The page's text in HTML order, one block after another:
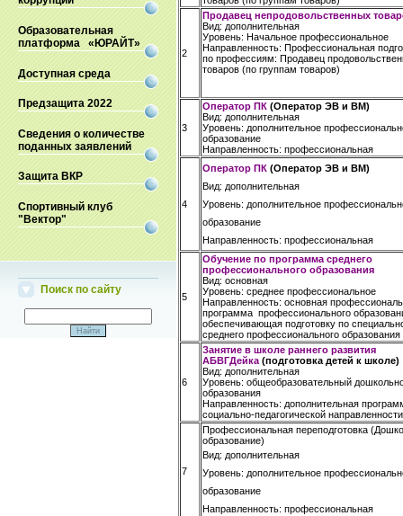
Образовательная
платформа «ЮРАЙТ»
Доступная среда
Предзащита 2022
Сведения о количестве
поданных заявлений
Защита ВКР
Спортивный клуб
"Вектор"
Поиск по сайту
2
Продавец непродовольственных
Вид: дополнительная
Уровень: Начальное профессиональное
Направленность: Профессиональная
по профессиям: Продавец
товаров (по группам товаров)
3
Оператор ПК (Оператор ЭВ и ВМ)
Вид: дополнительная
Уровень: дополнительное
образование
Направленность: профессиональная
4
Оператор ПК (Оператор ЭВ и ВМ)
Вид: дополнительная
Уровень: дополнительное
образование
Направленность: профессиональная
5
Обучение по программа среднего
профессионального образования
Вид: основная
Уровень: среднее профессиональное
Направленность: основная
программа профессионального
обеспечивающая подготовку по
среднего профессионального образования
6
Занятие в школе раннего развития
АБВГДейка (подготовка детей к школе)
Вид: дополнительная
Уровень: общеобразовательный
образования
Направленность: дополнительная
социально-педагогической направленности
7
Профессиональная переподготовка
образование)
Вид: дополнительная
Уровень: дополнительное
образование
Направленность: профессиональная